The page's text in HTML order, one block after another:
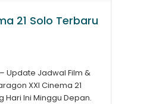
21 Solo Terbaru
– Update Jadwal Film &
XXI Cinema 21
Hari Ini Minggu Depan.